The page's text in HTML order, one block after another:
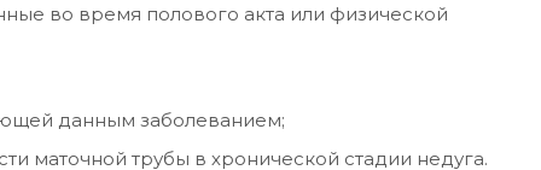
во время полового акта или физической
данным заболеванием;
маточной трубы в хронической стадии недуга.